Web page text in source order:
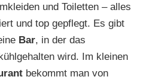
und Toiletten – alles
und top gepflegt. Es gibt
Bar, in der das
wird. Im kleinen
bekommt man von